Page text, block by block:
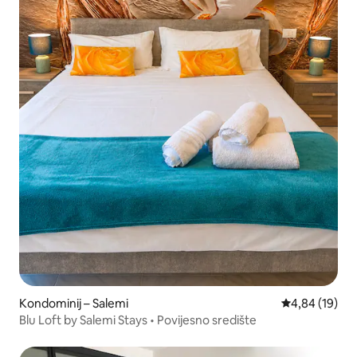
Kondominij – Salemi Prosječna
4,84 (19)
Blu Loft by Salemi Stays • Povijesno središte